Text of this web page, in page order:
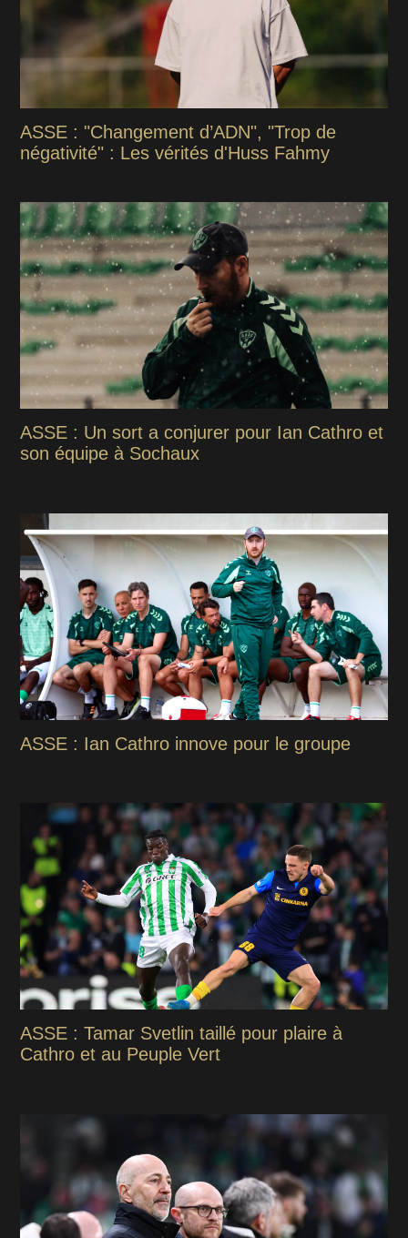
ASSE : "Changement d’ADN", "Trop de
négativité" : Les vérités d'Huss Fahmy
ASSE : Un sort a conjurer pour Ian Cathro et
son équipe à Sochaux
ASSE : Ian Cathro innove pour le groupe
ASSE : Tamar Svetlin taillé pour plaire à
Cathro et au Peuple Vert